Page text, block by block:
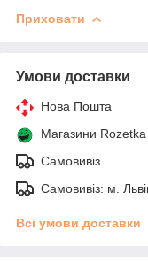
Приховати
Умови доставки
Нова Пошта
Магазини Rozetka
Самовивіз
Самовивіз: м.
Всі умови доставки